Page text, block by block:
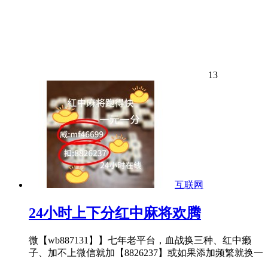
13
互联网
24小时上下分红中麻将欢腾
微【wb887131】】七年老平台，血战换三种、红中癞
子、加不上微信就加【8826237】或如果添加频繁就换一